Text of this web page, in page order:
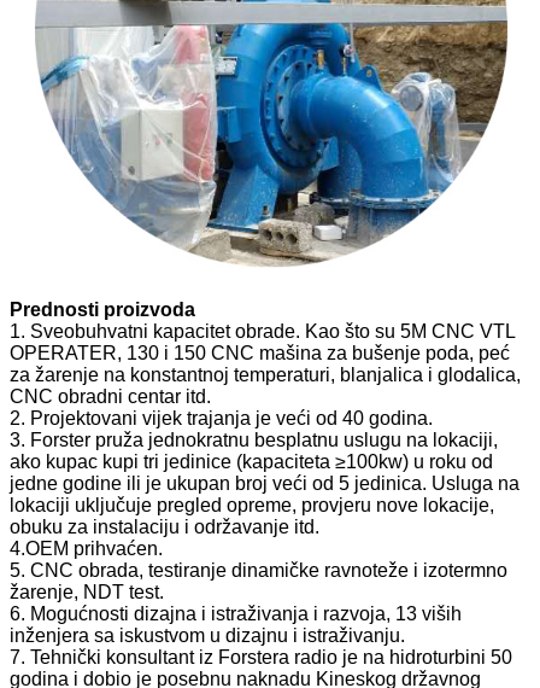
Prednosti proizvoda
1. Sveobuhvatni kapacitet obrade. Kao što su 5M CNC VTL
OPERATER, 130 i 150 CNC mašina za bušenje poda, peć
za žarenje na konstantnoj temperaturi, blanjalica i glodalica,
CNC obradni centar itd.
2. Projektovani vijek trajanja je veći od 40 godina.
3. Forster pruža jednokratnu besplatnu uslugu na lokaciji,
ako kupac kupi tri jedinice (kapaciteta ≥100kw) u roku od
jedne godine ili je ukupan broj veći od 5 jedinica. Usluga na
lokaciji uključuje pregled opreme, provjeru nove lokacije,
obuku za instalaciju i održavanje itd.
4.OEM prihvaćen.
5. CNC obrada, testiranje dinamičke ravnoteže i izotermno
žarenje, NDT test.
6. Mogućnosti dizajna i istraživanja i razvoja, 13 viših
inženjera sa iskustvom u dizajnu i istraživanju.
7. Tehnički konsultant iz Forstera radio je na hidroturbini 50
godina i dobio je posebnu naknadu Kineskog državnog